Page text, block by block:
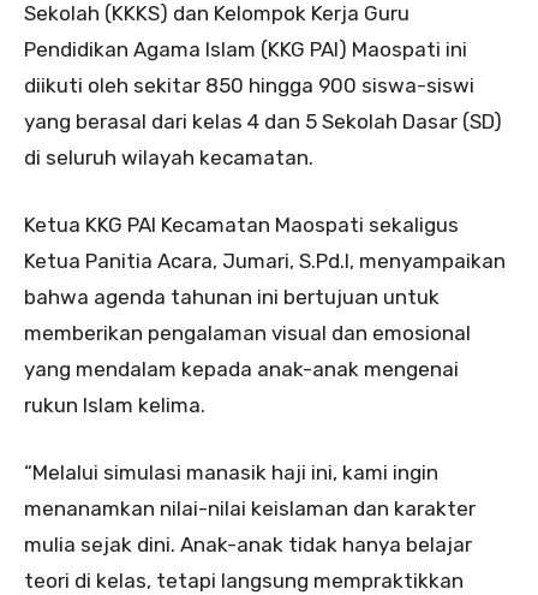
Sekolah (KKKS) dan Kelompok Kerja Guru
Pendidikan Agama Islam (KKG PAI) Maospati ini
diikuti oleh sekitar 850 hingga 900 siswa-siswi
yang berasal dari kelas 4 dan 5 Sekolah Dasar (SD)
di seluruh wilayah kecamatan.
Ketua KKG PAI Kecamatan Maospati sekaligus
Ketua Panitia Acara, Jumari, S.Pd.I, menyampaikan
bahwa agenda tahunan ini bertujuan untuk
memberikan pengalaman visual dan emosional
yang mendalam kepada anak-anak mengenai
rukun Islam kelima.
“Melalui simulasi manasik haji ini, kami ingin
menanamkan nilai-nilai keislaman dan karakter
mulia sejak dini. Anak-anak tidak hanya belajar
teori di kelas, tetapi langsung mempraktikkan